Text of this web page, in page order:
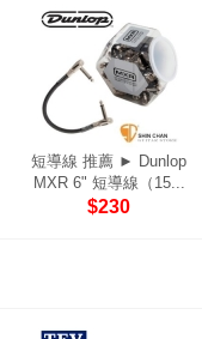
短導線 推薦 ► Dunlop
MXR 6" 短導線（15...
$230